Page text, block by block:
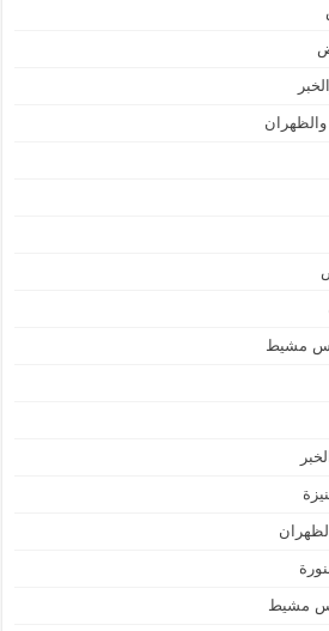
مشيط
مشيط